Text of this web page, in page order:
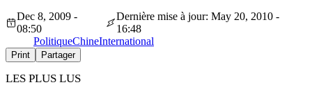
Dec 8, 2009 -
08:50
Dernière mise à jour: May 20, 2010 -
16:48
PolitiqueChineInternational
Print Partager
LES PLUS LUS